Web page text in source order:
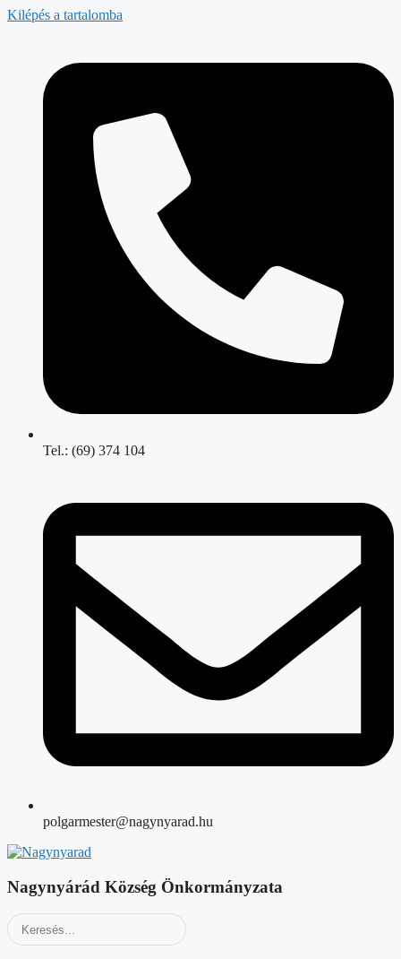
Kilépés a tartalomba
Tel.: (69) 374 104
polgarmester@nagynyarad.hu
Nagynyárád Község Önkormányzata